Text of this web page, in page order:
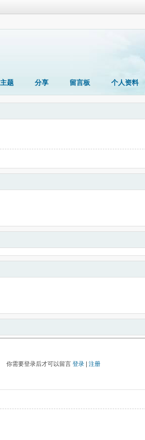
主题 分享 留言板 个人资料
你需要登录后才可以留言 登录 注册